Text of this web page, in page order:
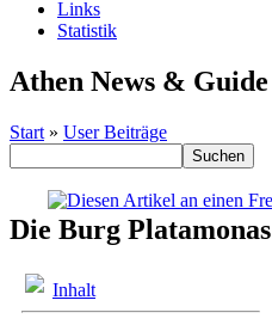
Links
Statistik
Athen News & Guide
Start » User Beiträge
Die Burg Platamonas
Inhalt